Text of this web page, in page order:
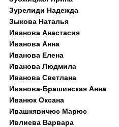
Зурелиди Надежда
Зыкова Наталья
Иванова Анастасия
Иванова Анна
Иванова Елена
Иванова Людмила
Иванова Светлана
Иванова-Брашинская Анна
Иванюк Оксана
Ивашкявичюс Марюс
Ивлиева Варвара